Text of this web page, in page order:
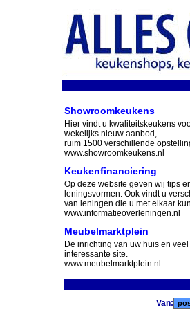
Showroomkeukens
Hier vindt u kwaliteitskeukens
wekelijks nieuw aanbod,
ruim 1500 verschillende
www.showroomkeukens.nl
Keukenfinanciering
Op deze website geven wij tips
leningsvormen. Ook vindt u
van leningen die u met elkaar
www.informatieoverleningen.nl
Meubelmarktplein
De inrichting van uw huis en
interessante site.
www.meubelmarktplein.nl
Van: